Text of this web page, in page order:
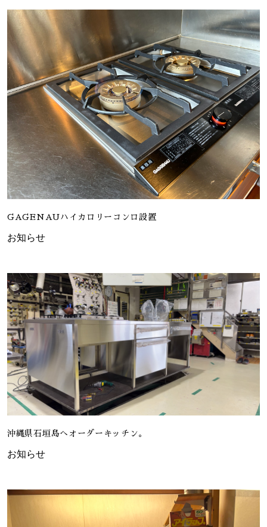
GAGENAUハイカロリーコンロ設置
お知らせ
沖縄県石垣島へオーダーキッチン。
お知らせ